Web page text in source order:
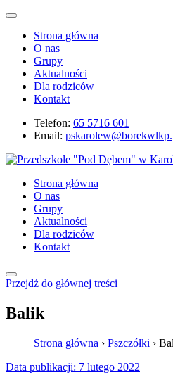
Strona główna
O nas
Grupy
Aktualności
Dla rodziców
Kontakt
Telefon: 65 5716 601
Email:
Strona główna
O nas
Grupy
Aktualności
Dla rodziców
Kontakt
Przejdź do głównej treści
Balik
Strona główna › Pszczółki ›
Data publikacji: 7 lutego 2022